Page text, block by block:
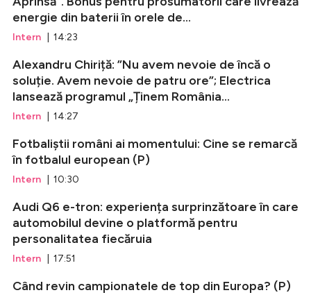
energie din baterii în orele de...
Intern | 14:23
Alexandru Chiriță: ”Nu avem nevoie de încă o
soluție. Avem nevoie de patru ore”; Electrica
lansează programul „Ținem România...
Intern | 14:27
Fotbaliștii români ai momentului: Cine se remarcă
în fotbalul european (P)
Intern | 10:30
Audi Q6 e-tron: experiența surprinzătoare în care
automobilul devine o platformă pentru
personalitatea fiecăruia
Intern | 17:51
Când revin campionatele de top din Europa? (P)